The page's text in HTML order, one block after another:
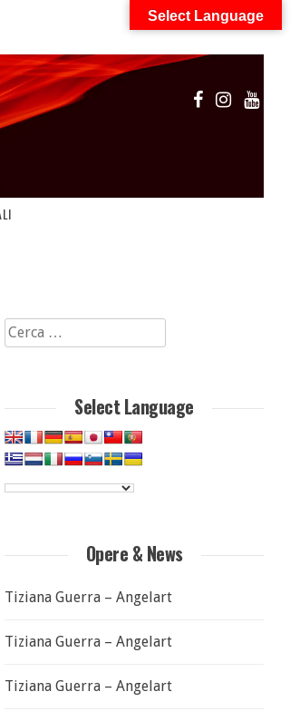
Ricerca
per:
Select Language
Opere & News
Tiziana Guerra – Angelart
Tiziana Guerra – Angelart
Tiziana Guerra – Angelart
Select Language